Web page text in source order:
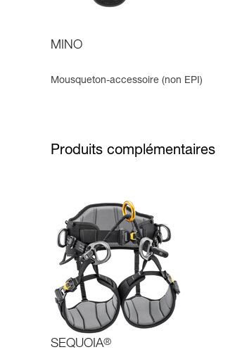
MINO
Mousqueton-accessoire (non EPI)
Produits complémentaires
SEQUOIA®